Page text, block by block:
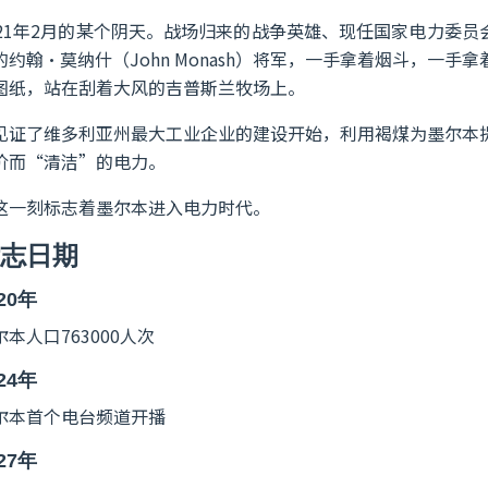
年2月的某个阴天。战场归来的战争英雄、现任国家电力委员
约翰·莫纳什（John Monash）将军，一手拿着烟斗，一手拿
纸，站在刮着大风的吉普斯兰牧场上。
证了维多利亚州最大工业企业的建设开始，利用褐煤为墨尔本
而“清洁”的电力。
一刻标志着墨尔本进入电力时代。
日期
年
本人口763000人次
年
本首个电台频道开播
年